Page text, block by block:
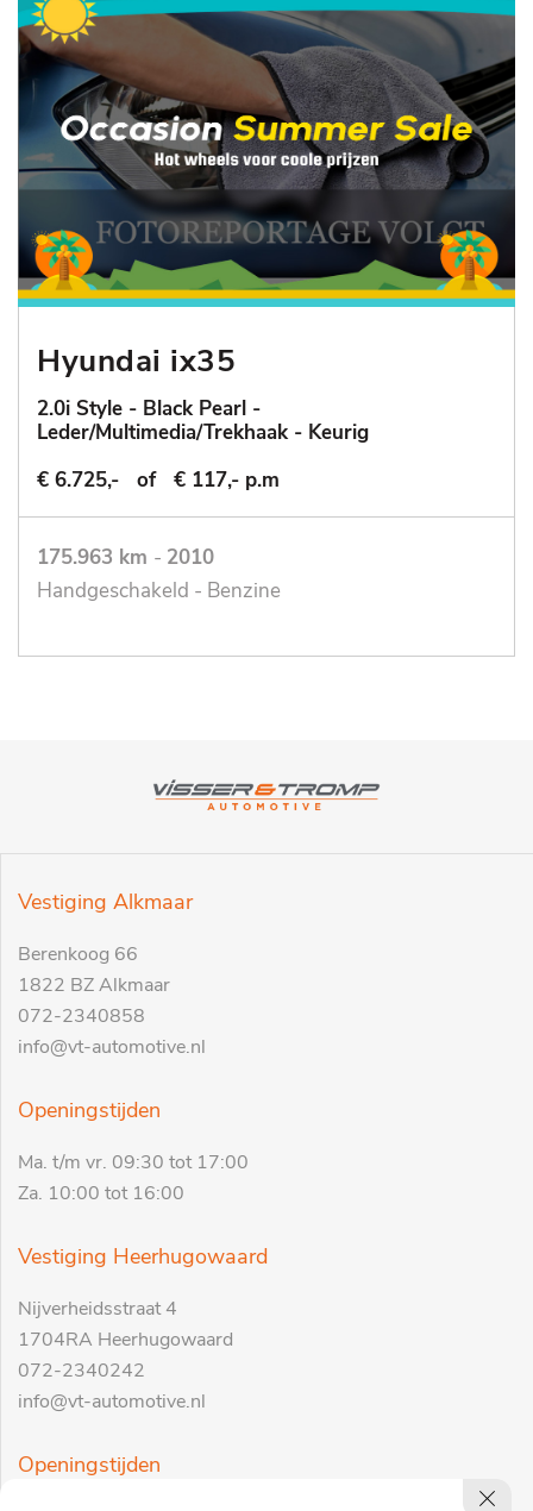
Hyundai ix35
2.0i Style - Black Pearl -
Leder/Multimedia/Trekhaak - Keurig
€ 6.725,-
of € 117,- p.m
175.963 km - 2010
Handgeschakeld - Benzine
Vestiging Alkmaar
Berenkoog 66
1822 BZ Alkmaar
072-2340858
info@vt-automotive.nl
Openingstijden
Ma. t/m vr. 09:30 tot 17:00
Za. 10:00 tot 16:00
Vestiging Heerhugowaard
Nijverheidsstraat 4
1704RA Heerhugowaard
072-2340242
info@vt-automotive.nl
Openingstijden